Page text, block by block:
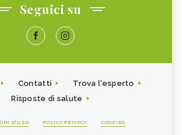
Seguici su
Contatti
Trova l'esperto
Risposte di salute
D'USO POLICY PRIVACY COOKIES